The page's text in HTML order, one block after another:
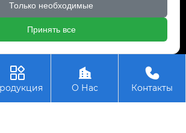
© ООО Шаогуань Юсинь
инструменты
 
О Нас

Контакты
Только необходимые
Принять все